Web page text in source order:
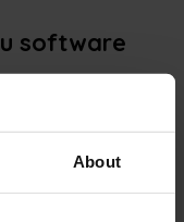
About
software
is dat deze
complex is en
vaak met